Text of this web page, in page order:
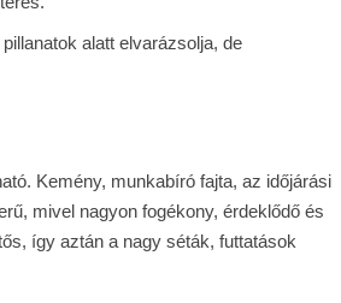
alatt elvarázsolja, de
Kemény, munkabíró fajta, az időjárási
mivel nagyon fogékony, érdeklődő és
így aztán a nagy séták, futtatások